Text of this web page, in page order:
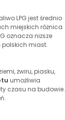
LPG jest średnio
miejskich różnica
oznacza niższe
polskich miast.
żwiru, piasku,
umożliwia
czasu na budowie.